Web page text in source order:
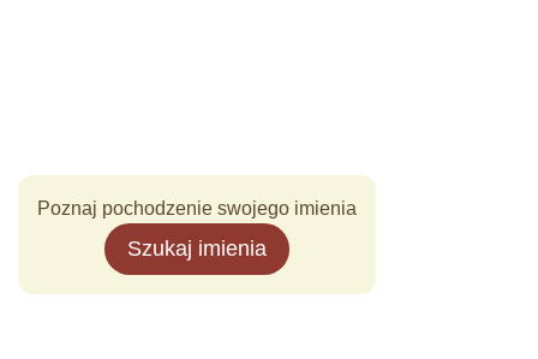
Poznaj pochodzenie swojego imienia
Szukaj imienia